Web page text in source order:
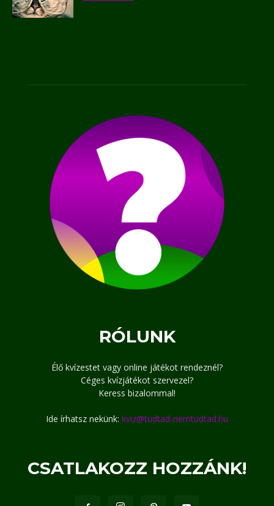
RÓLUNK
Élő kvízestet vagy online játékot rendeznél?
Céges kvízjátékot szervezel?
Keress bizalommal!
Ide írhatsz nekünk: kviz@tudtad-nemtudtad.hu
CSATLAKOZZ HOZZÁNK!